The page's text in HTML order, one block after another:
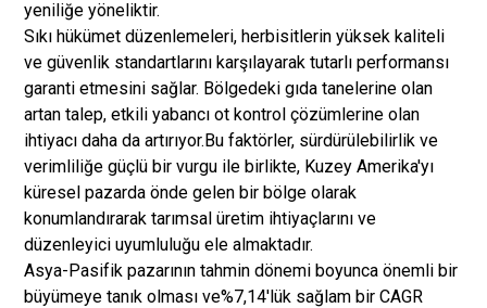
yeniliğe yöneliktir.
Sıkı hükümet düzenlemeleri, herbisitlerin yüksek kaliteli
ve güvenlik standartlarını karşılayarak tutarlı performansı
garanti etmesini sağlar. Bölgedeki gıda tanelerine olan
artan talep, etkili yabancı ot kontrol çözümlerine olan
ihtiyacı daha da artırıyor.Bu faktörler, sürdürülebilirlik ve
verimliliğe güçlü bir vurgu ile birlikte, Kuzey Amerika'yı
küresel pazarda önde gelen bir bölge olarak
konumlandırarak tarımsal üretim ihtiyaçlarını ve
düzenleyici uyumluluğu ele almaktadır.
Asya-Pasifik pazarının tahmin dönemi boyunca önemli bir
büyümeye tanık olması ve%7,14'lük sağlam bir CAGR